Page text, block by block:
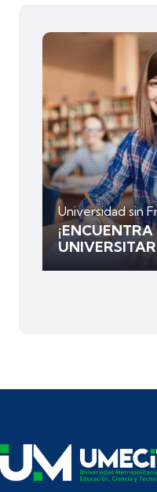
Universidad sin